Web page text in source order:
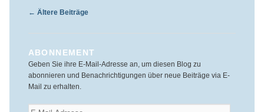
Beitragsnavigation
← Ältere Beiträge
ABONNEMENT
Geben Sie ihre E-Mail-Adresse an, um diesen Blog zu
abonnieren und Benachrichtigungen über neue Beiträge via E-
Mail zu erhalten.
E-